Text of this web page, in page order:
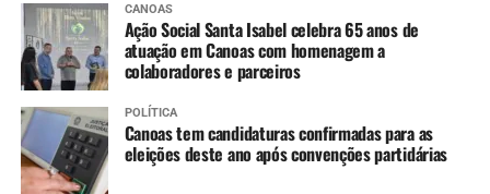
Constante declínio em Cachoeira do Sul e Rio
Pardo, e variando entre estabilidade e lenta
elevação em São Jerônimo.
Jacuí (Ilhas da RMPOA) – Tendência entre
estabilidade e lenta elevação, mantendo os níveis
elevados nos próximos dias.
Sinos (Campo Bom e São Leopoldo) – Tendência
CANOAS
Ação Social Santa Isabel celebra 65 anos de
atuação em Canoas com homenagem a
colaboradores e parceiros
POLÍTICA
Canoas tem candidaturas confirmadas para as
eleições deste ano após convenções partidárias